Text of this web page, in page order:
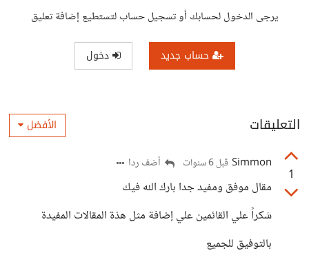
يرجى الدخول لحسابك أو تسجيل حساب لتستطيع إضافة تعليق
حساب جديد دخول
التعليقات الأفضل
1
Simmon قبل 6 سنوات أضف ردا
مقال موفق ومفيد جدا بارك الله فيك
شكراً علي القائمين علي إضافة مثل هذة المقالات المفيدة
بالتوفيق للجميع